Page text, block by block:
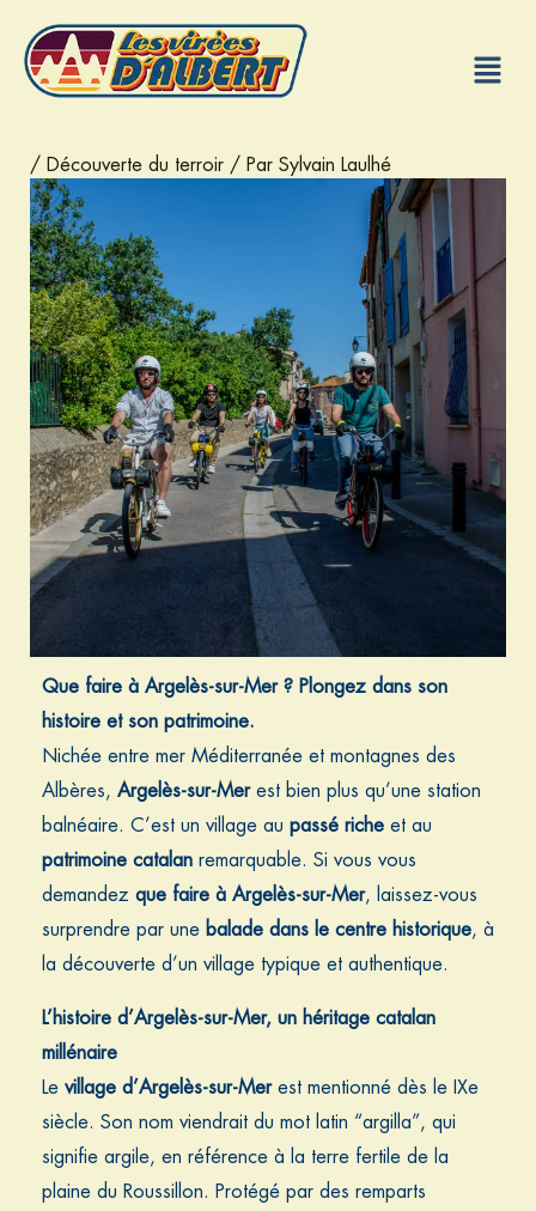
contenu
Menu
/ Découverte du terroir/ Par Sylvain Laulhé
Que faire à Argelès-sur-Mer ? Plongez dans son
histoire et son patrimoine.
Nichée entre mer Méditerranée et montagnes des
Albères, Argelès-sur-Merest bien plus qu’une station
balnéaire. C’est un village au passé richeet au
patrimoine catalanremarquable. Si vous vous
demandez que faire à Argelès-sur-Mer, laissez-vous
surprendre par une balade dans le centre historique, à
la découverte d’un village typique et authentique.
L’histoire d’Argelès-sur-Mer, un héritage catalan
millénaire
Le village d’Argelès-sur-Merest mentionné dès le IXe
siècle. Son nom viendrait du mot latin “argilla”, qui
signifie argile, en référence à la terre fertile de la
plaine du Roussillon. Protégé par des remparts